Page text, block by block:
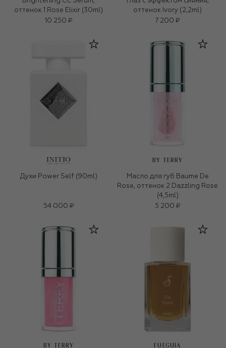
оттенок 1 Rose Elixir (30ml)
10 250 ₽
оттенок Ivory (2,2ml)
7 200 ₽
Духи Power Self (90ml)
54 000 ₽
BY TERRY
Масло для губ Baume De
Rose, оттенок 2 Dazzling Rose
(4,5ml)
5 200 ₽
BY TERRY FUEGUIA